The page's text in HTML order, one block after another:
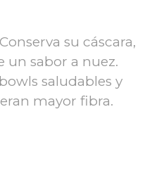
Conserva su cáscara,
un sabor a nuez.
saludables y
mayor fibra.